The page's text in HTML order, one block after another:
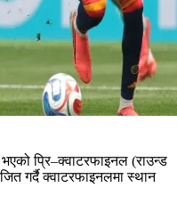
प्रि–क्वाटरफाइनल (राउन्ड
गर्दै क्वाटरफाइनलमा स्थान